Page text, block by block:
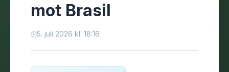
mot Brasil
5. juli 2026 kl. 18:16